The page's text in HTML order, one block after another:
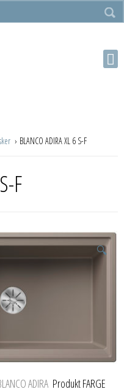
BLANCO ADIRA XL 6 S-F
F
🔍
Produkt FARGE